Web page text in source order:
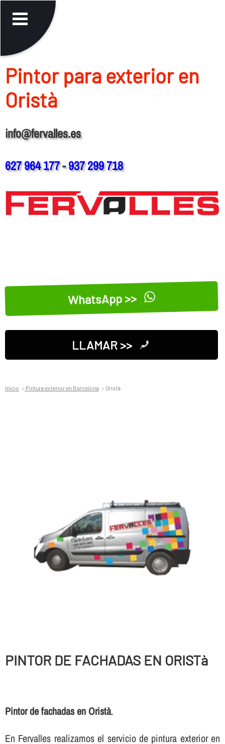
Pintor para exterior en
Oristà
info@fervalles.es
627 964 177-937 299 718
WhatsApp >>
LLAMAR >>
Inicio Pintura exterior en Barcelona Oristà
PINTOR DE FACHADAS EN ORISTà
Pintor de fachadas en Oristà.
En Fervalles realizamos el servicio de pintura exterior en